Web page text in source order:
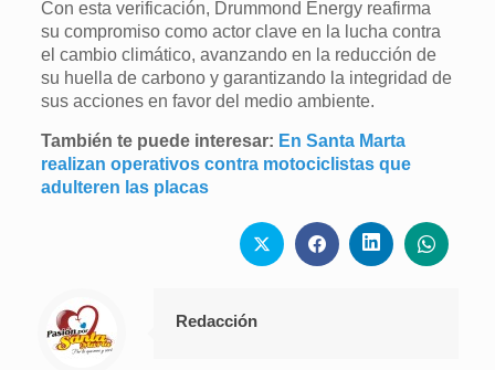
Con esta verificación, Drummond Energy reafirma
su compromiso como actor clave en la lucha contra
el cambio climático, avanzando en la reducción de
su huella de carbono y garantizando la integridad de
sus acciones en favor del medio ambiente.
También te puede interesar: En Santa Marta
realizan operativos contra motociclistas que
adulteren las placas
Redacción